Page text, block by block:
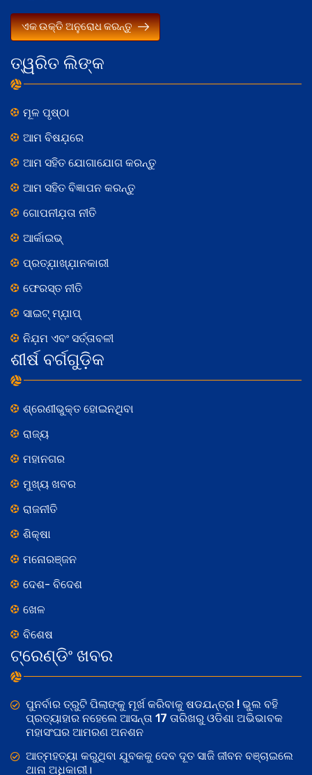
ତ୍ୱରିତ ଲିଙ୍କ
ମୂଳ ପୃଷ୍ଠା
ଆମ ବିଷଯ଼ରେ
ଆମ ସହିତ ଯୋଗାଯୋଗ କରନ୍ତୁ
ଆମ ସହିତ ବିଜ୍ଞାପନ କରନ୍ତୁ
ଗୋପନୀଯ଼ତା ନୀତି
ଆର୍କାଇଭ୍
ପ୍ରତ୍ଯ଼ାଖ୍ଯ଼ାନକାରୀ
ଫେରସ୍ତ ନୀତି
ସାଇଟ୍ ମ୍ଯ଼ାପ୍
ନିଯ଼ମ ଏବଂ ସର୍ତ୍ତାବଳୀ
ଶୀର୍ଷ ବର୍ଗଗୁଡ଼ିକ
ଶ୍ରେଣୀଭୁକ୍ତ ହୋଇନଥିବା
ରାଜ୍ୟ
ମହାନଗର
ମୁଖ୍ୟ ଖବର
ରାଜନୀତି
ଶିକ୍ଷା
ମନୋରଞ୍ଜନ
ଦେଶ- ବିଦେଶ
ଖେଳ
ବିଶେଷ
ଟ୍ରେଣ୍ଡିଂ ଖବର
ପୁନର୍ବାର ତ୍ରୁଟି ପିଲାଙ୍କୁ ମୂର୍ଖ କରିବାକୁ ଷଡଯନ୍ତ୍ର ! ଭୁଲ ବହି
ପ୍ରତ୍ୟାହାର ନହେଲେ ଆସନ୍ତା 17 ତାରିଖରୁ ଓଡିଶା ଅଭିଭାବକ
ମହାସଂଘର ଆମରଣ ଅନଶନ
ଆତ୍ମହତ୍ୟା କରୁଥିବା ଯୁବକକୁ ଦେବ ଦୂତ ସାଜି ଜୀବନ ବଞ୍ଚାଇଲେ
ଥାନା ଅଧିକାରୀ।
ଏକ ଉକ୍ତି ଅନୁରୋଧ କରନ୍ତୁ